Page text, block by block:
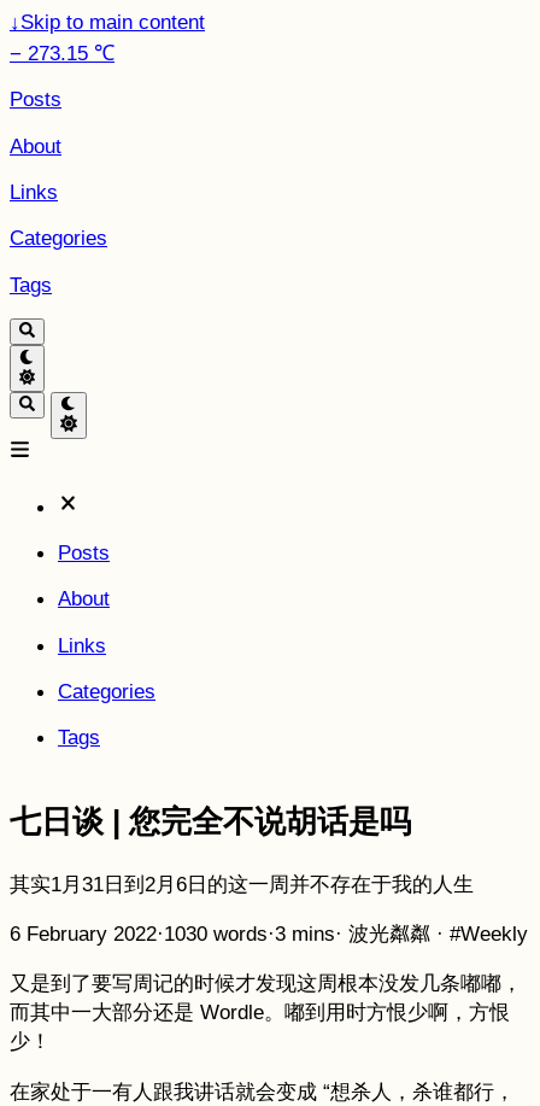
↓Skip to main content
− 273.15 ℃
Posts
About
Links
Categories
Tags
Posts
About
Links
Categories
Tags
七日谈 | 您完全不说胡话是吗
其实1月31日到2月6日的这一周并不存在于我的人生
6 February 2022·1030 words·3 mins· 波光粼粼 · #Weekly
又是到了要写周记的时候才发现这周根本没发几条嘟嘟，
而其中一大部分还是 Wordle。嘟到用时方恨少啊，方恨
少！
在家处于一有人跟我讲话就会变成 “想杀人，杀谁都行，